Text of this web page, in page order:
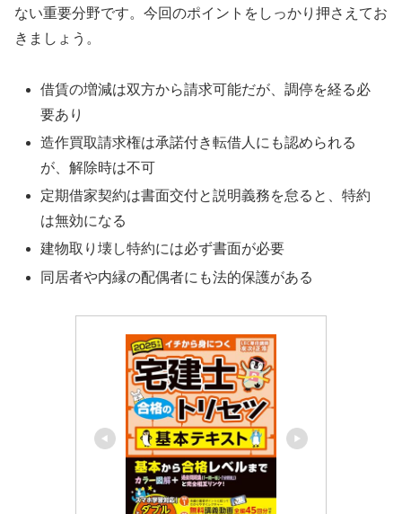
ない重要分野です。今回のポイントをしっかり押さえてお
きましょう。
借賃の増減は双方から請求可能だが、調停を経る必
要あり
造作買取請求権は承諾付き転借人にも認められる
が、解除時は不可
定期借家契約は書面交付と説明義務を怠ると、特約
は無効になる
建物取り壊し特約には必ず書面が必要
同居者や内縁の配偶者にも法的保護がある